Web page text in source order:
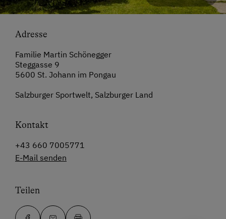
Adresse
Familie Martin Schönegger
Steggasse 9
5600 St. Johann im Pongau
Salzburger Sportwelt, Salzburger Land
Kontakt
+43 660 7005771
E-Mail senden
Teilen